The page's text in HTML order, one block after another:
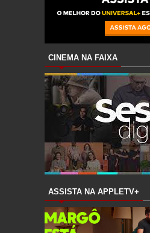
CINEMA NA FAIXA
ASSISTA NA APPLETV+